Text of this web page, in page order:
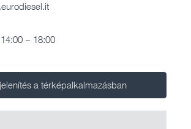
– 18:00
a térképalkalmazásban